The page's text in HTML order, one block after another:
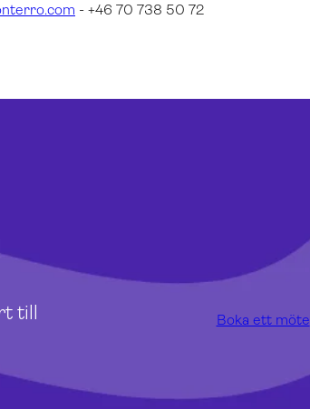
- +46 70 738 50 72
till
Boka ett möte